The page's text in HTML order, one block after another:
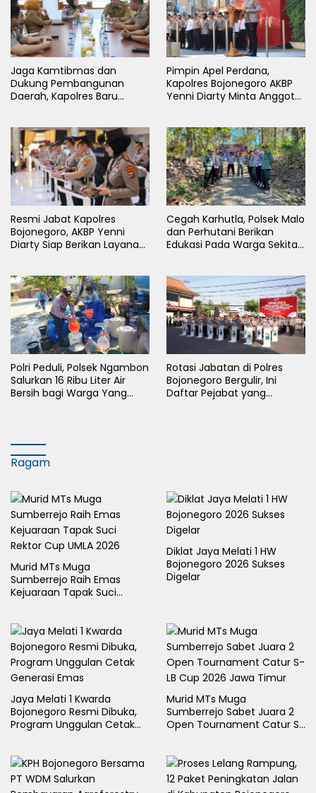
Jaga Kamtibmas dan
Dukung Pembangunan
Daerah, Kapolres Baru
Pimpin Apel Perdana,
Kapolres Bojonegoro AKBP
Yenni Diarty Minta Anggota
Resmi Jabat Kapolres
Bojonegoro, AKBP Yenni
Diarty Siap Berikan Layanan
Cegah Karhutla, Polsek Malo
dan Perhutani Berikan
Edukasi Pada Warga Sekitar
Polri Peduli, Polsek Ngambon
Salurkan 16 Ribu Liter Air
Bersih bagi Warga Yang
Rotasi Jabatan di Polres
Bojonegoro Bergulir, Ini
Daftar Pejabat yang
Ragam
Murid MTs Muga
Sumberrejo Raih Emas
Kejuaraan Tapak Suci
Diklat Jaya Melati 1 HW
Bojonegoro 2026 Sukses
Digelar
Jaya Melati 1 Kwarda
Bojonegoro Resmi Dibuka,
Program Unggulan Cetak
Murid MTs Muga
Sumberrejo Sabet Juara 2
Open Tournament Catur S-